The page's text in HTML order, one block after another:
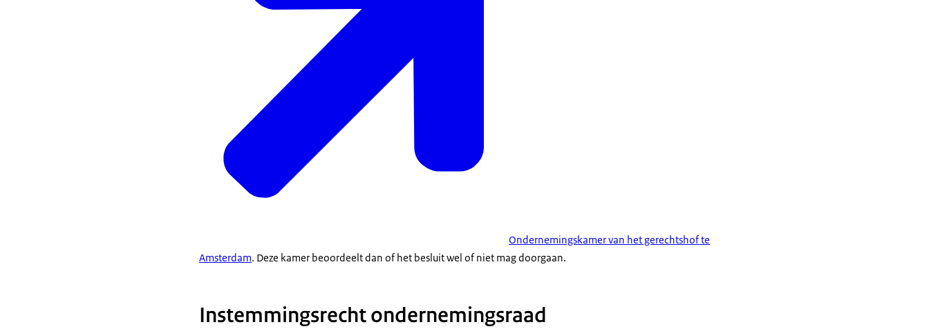
Ondernemingskamer van het gerechtshof te
Amsterdam. Deze kamer beoordeelt dan of het besluit wel of niet mag doorgaan.
Instemmingsrecht ondernemingsraad